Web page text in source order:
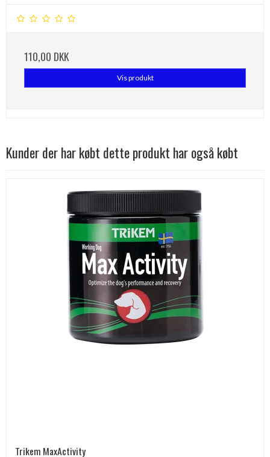
110,00 DKK
Vis produkt
Kunder der har købt dette produkt har også købt
Trikem MaxActivity